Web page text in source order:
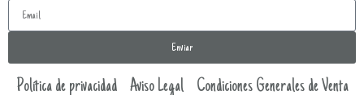
Enviar
Política de privacidad Aviso Legal
Condiciones Generales de Venta